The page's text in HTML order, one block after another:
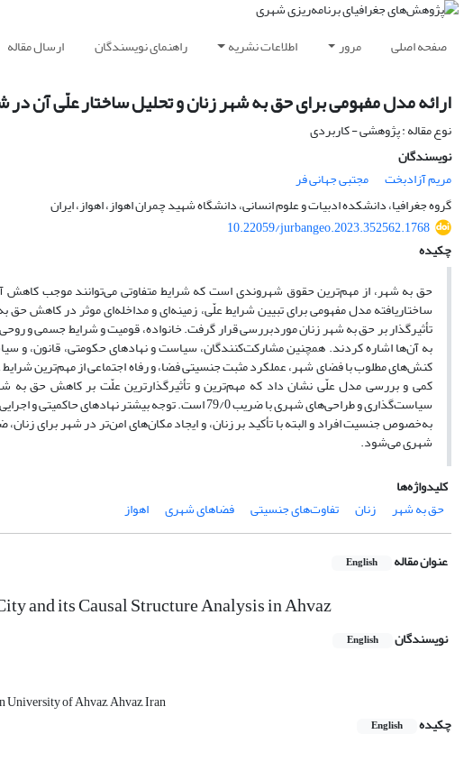
صفحه اصلی مرور اطلاعات نشریه راهنمای نویسندگان ارسال مقاله
ارائه مدل مفهومی برای حق به شهر زنان و تحلیل ساختار علّی آن در
نوع مقاله : پژوهشی - کاربردی
نویسندگان
مریم آزادبخت
مجتبی جهانی فر
گروه جغرافیا، دانشکده ادبیات و علوم انسانی، دانشگاه شهید چمران اهواز، اهواز، ایران
10.22059/jurbangeo.2023.352562.1768
چکیده
حق به شهر، از مهم‌ترین حقوق شهروندی است که شرایط متفاوتی می‌توانند موجب
ساختاریافته مدل مفهومی برای تبیین شرایط علّی، زمینه‌ای و مداخله‌ای موثر در
به آن‌ها اشاره کردند. همچنین مشارکت‌کنندگان، سیاست و نهادهای حکومتی، قانون، و
کنش‌های مطلوب با فضای شهر، عملکرد مثبت جنسیتی فضا، و رفاه اجتماعی از مهم‌ترین
سیاست‌گذاری و طراحی‌های شهری با ضریب 79/0 است. توجه
به‌خصوص جنسیت افراد و البته با تأکید بر زنان، و ایجاد مکان‌های امن‌تر در شهر برای
شهری می‌شود.
کلیدواژه‌ها
حق به شهر
زنان تفاوت‌های جنسیتی فضاهای شهری اهواز
عنوان مقاله English
and its Causal Structure Analysis in Ahvaz
نویسندگان English
University of Ahvaz, Ahvaz, Iran
چکیده
English